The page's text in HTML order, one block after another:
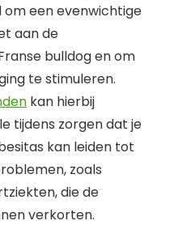
om een evenwichtige
aan de
bulldog en om
te stimuleren.
kan hierbij
tijdens zorgen dat je
kan leiden tot
zoals
die de
verkorten.